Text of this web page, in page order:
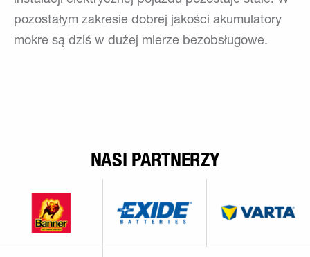
pozostałym zakresie dobrej jakości akumulatory
mokre są dziś w dużej mierze bezobsługowe.
NASI PARTNERZY